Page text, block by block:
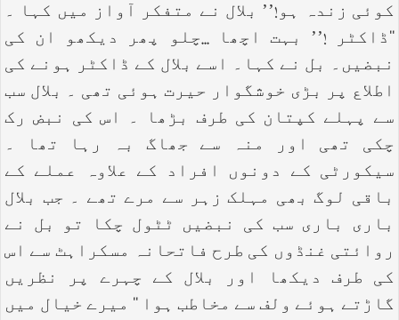
کوئی زندہ ہو!’’ بلال نے متفکر آواز میں کہا ۔
‘‘ڈاکٹر !’’ بہت اچھا ...چلو پھر دیکھو ان کی
نبضیں۔ بل نے کہا۔ اسے بلال کے ڈاکٹر ہونے کی
اطلاع پر بڑی خوشگوار حیرت ہوئی تھی ۔ بلال سب
سے پہلے کپتان کی طرف بڑھا ۔ اس کی نبض رک
چکی تھی اور منہ سے جھاگ بہ رہا تھا ۔
سیکورٹی کے دونوں افراد کے علاوہ عملے کے
باقی لوگ بھی مہلک زہر سے مرے تھے ۔ جب بلال
باری باری سب کی نبضیں ٹٹول چکا تو بل نے
روائتی غنڈوں کی طرح فاتحانہ مسکراہٹ سے اس
کی طرف دیکھا اور بلال کے چہرے پر نظریں
گاڑتے ہوئے ولف سے مخاطب ہوا ‘‘ میرے خیال میں